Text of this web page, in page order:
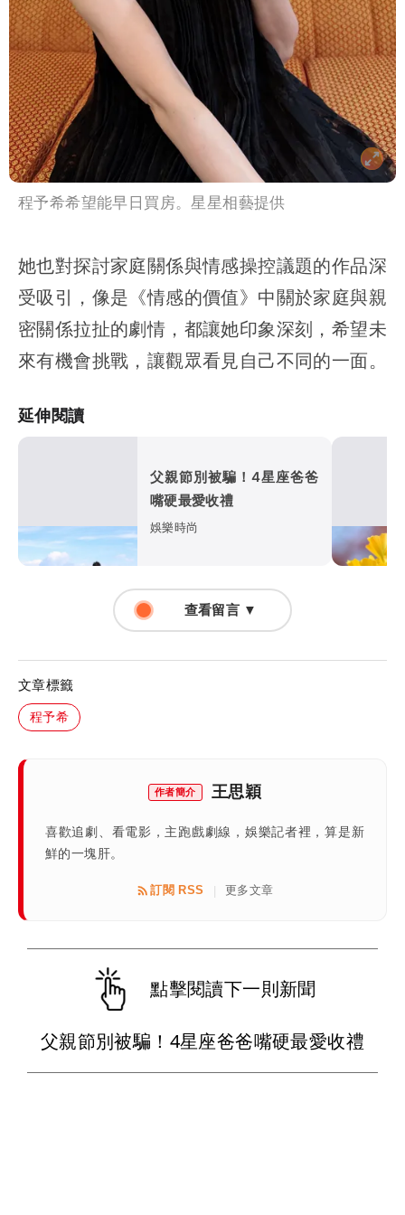
程予希希望能早日買房。星星相藝提供
她也對探討家庭關係與情感操控議題的作品深
受吸引，像是《情感的價值》中關於家庭與親
密關係拉扯的劇情，都讓她印象深刻，希望未
來有機會挑戰，讓觀眾看見自己不同的一面。
延伸閱讀
父親節別被騙！4星座爸爸
嘴硬最愛收禮
娛樂時尚
查看留言 ▼
文章標籤
程予希
作者簡介 王思穎
喜歡追劇、看電影，主跑戲劇線，娛樂記者裡，算是新
鮮的一塊肝。
訂閱 RSS | 更多文章
點擊閱讀下一則新聞
父親節別被騙！4星座爸爸嘴硬最愛收禮